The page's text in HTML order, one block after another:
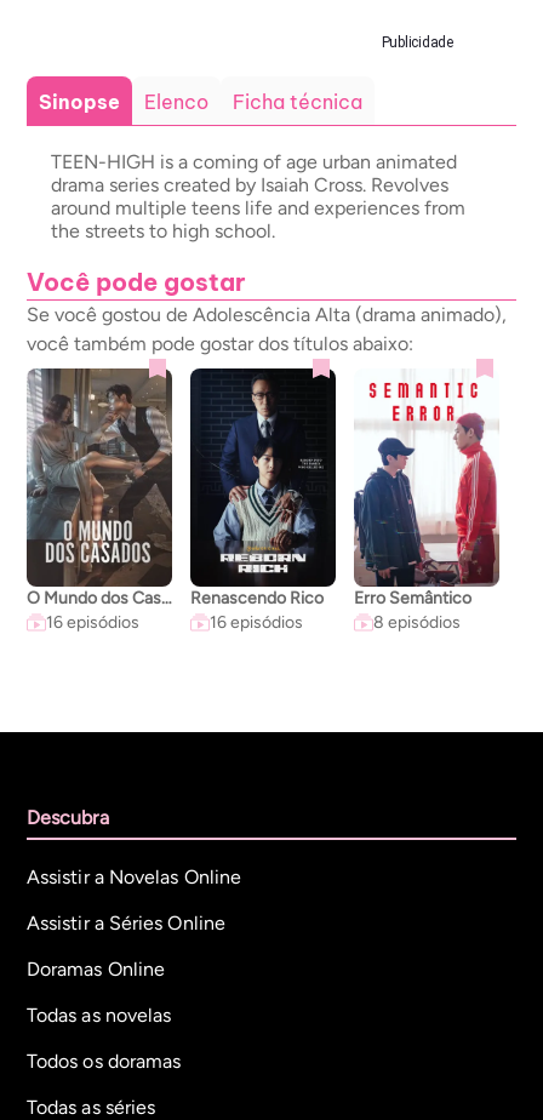
Publicidade
Sinopse Elenco Ficha técnica
TEEN-HIGH is a coming of age urban animated
drama series created by Isaiah Cross. Revolves
around multiple teens life and experiences from
the streets to high school.
Você pode gostar
Se você gostou de Adolescência Alta (drama animado),
você também pode gostar dos títulos abaixo:
O Mundo dos Casados
16 episódios
Renascendo Rico
16 episódios
Erro Semântico
8 episódios
Descubra
Assistir a Novelas Online
Assistir a Séries Online
Doramas Online
Todas as novelas
Todos os doramas
Todas as séries